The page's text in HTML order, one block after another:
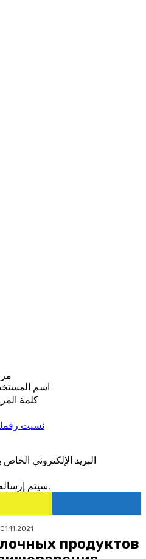
اسم
كلمة
نسيت
البريد الإلكتروني الخاص
سيتم إرساله بالبريد الالكتروني كلمة سر لك.
01.11.2021
продуктов